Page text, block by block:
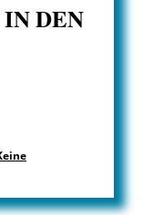
DEN